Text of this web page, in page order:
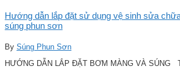
Hướng dẫn lắp đặt sử dụng vệ sinh sửa
súng phun sơn
By Súng Phun Sơn
HƯỚNG DẪN LẮP ĐẶT BƠM MÀNG VÀ SÚNG